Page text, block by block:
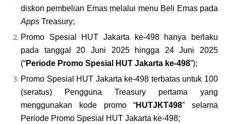
Apps Treasury;
Promo Spesial HUT Jakarta ke-498 hanya berlaku
pada tanggal 20 Juni 2025 hingga 24 Juni 2025
(“Periode Promo Spesial HUT Jakarta ke-498”);
Promo Spesial HUT Jakarta ke-498 terbatas untuk 100
(seratus) Pengguna Treasury pertama yang
menggunakan kode promo “HUTJKT498” selama
Periode Promo Spesial HUT Jakarta ke-498;